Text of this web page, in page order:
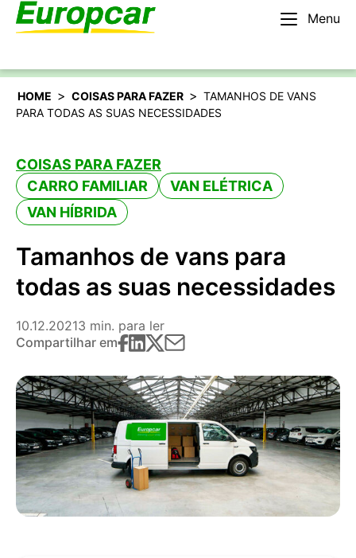
Menu
Português
HOME > COISAS PARA FAZER > TAMANHOS DE VANS
PARA TODAS AS SUAS NECESSIDADES
COISAS PARA FAZER
CARRO FAMILIAR
VAN ELÉTRICA
VAN HÍBRIDA
Tamanhos de vans para
todas as suas necessidades
10.12.20213 min. para ler
Compartilhar em